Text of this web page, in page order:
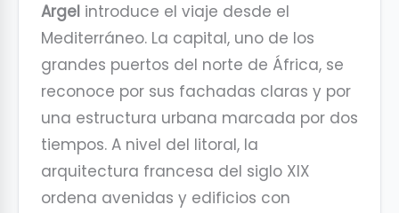
Argel introduce el viaje desde el
Mediterráneo. La capital, uno de los
grandes puertos del norte de África, se
reconoce por sus fachadas claras y por
una estructura urbana marcada por dos
tiempos. A nivel del litoral, la
arquitectura francesa del siglo XIX
ordena avenidas y edificios con